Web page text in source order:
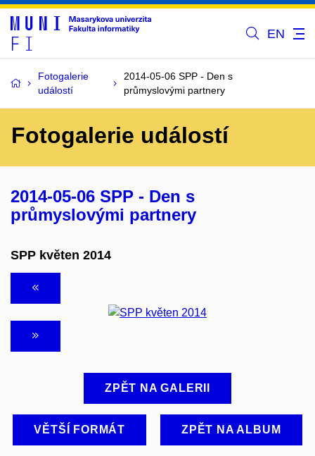
EN
Fotogalerie
událostí
2014-05-06 SPP - Den s
průmyslovými partnery
Fotogalerie událostí
2014-05-06 SPP - Den s
průmyslovými partnery
SPP květen 2014
ZPĚT NA GALERII
VĚTŠÍ FORMÁT ZPĚT NA ALBUM